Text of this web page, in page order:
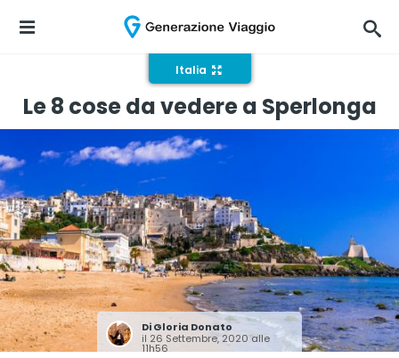
Italia
Le 8 cose da vedere a Sperlonga
DiGloria Donato
il 26 Settembre, 2020 alle
11h56